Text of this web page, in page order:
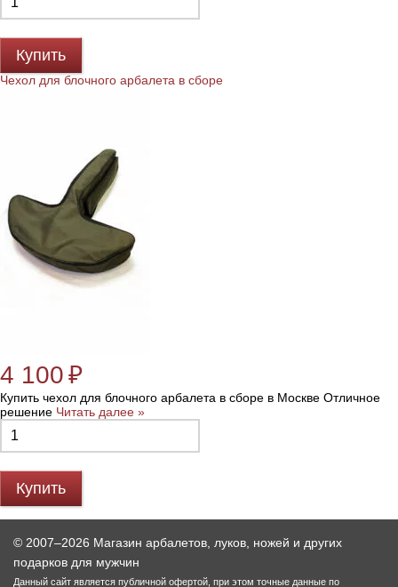
Купить
Чехол для блочного арбалета в сборе
4 100₽
Купить чехол для блочного арбалета в сборе в Москве Отличное
решение Читать далее »
Купить
© 2007–2026 Магазин арбалетов, луков, ножей и других
подарков для мужчин
Данный сайт является публичной офертой, при этом точные данные по